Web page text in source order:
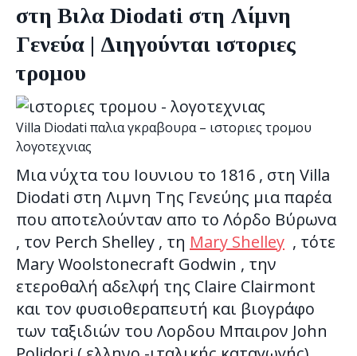
στη Βιλα Diodati στη Λίμνη
Γενεύα | Διηγούνται ιστοριες
τρομου
Villa Diodati παλια γκραβουρα – ιστοριες τρομου
λογοτεχνιας
Μια νύχτα του Ιουνιου το 1816 , στη Villa
Diodati στη Λιμνη Της Γενεύης μια παρέα
που αποτελούνταν απο το Λόρδο Βύρωνα
, τον Perch Shelley , τη Mary Shelley , τότε
Mary Woolstonecraft Godwin , την
ετεροθαλή αδελφή της Claire Clairmont
και τον φυσιοθεραπευτή και βιογράφο
των ταξιδιών του Λορδου Μπαιρον John